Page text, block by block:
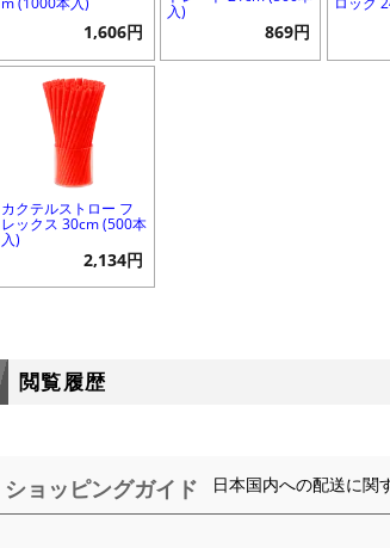
1,606円
入)
869円
カクテルストロー フ
レックス 30cm (500本
入)
2,134円
閲覧履歴
ショッピングガイド 日本国内への配送に関